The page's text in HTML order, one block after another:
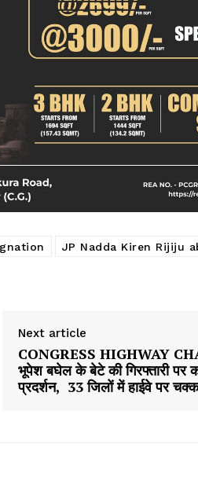
JP Nadda Kiren Rijiju
Next article
CONGRESS HIGHWAY
भूपेश बघेल के बेटे की गिरफ्तारी पर
प्रदर्शन, 33 जिलों में हाईवे पर